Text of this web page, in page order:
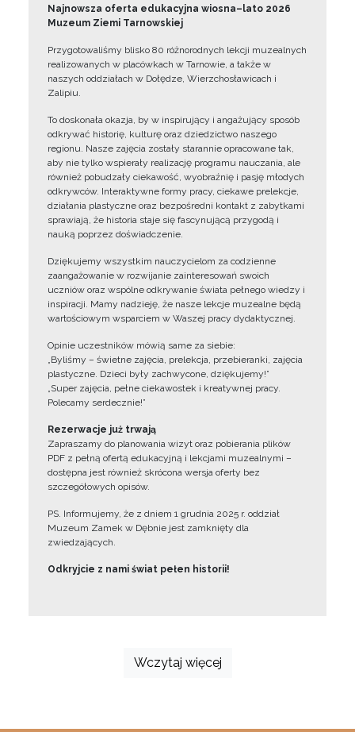
Najnowsza oferta edukacyjna wiosna–lato 2026
Muzeum Ziemi Tarnowskiej
Przygotowaliśmy blisko 80 różnorodnych lekcji muzealnych
realizowanych w placówkach w Tarnowie, a także w
naszych oddziałach w Dołędze, Wierzchosławicach i
Zalipiu.
To doskonała okazja, by w inspirujący i angażujący sposób
odkrywać historię, kulturę oraz dziedzictwo naszego
regionu. Nasze zajęcia zostały starannie opracowane tak,
aby nie tylko wspierały realizację programu nauczania, ale
również pobudzały ciekawość, wyobraźnię i pasję młodych
odkrywców. Interaktywne formy pracy, ciekawe prelekcje,
działania plastyczne oraz bezpośredni kontakt z zabytkami
sprawiają, że historia staje się fascynującą przygodą i
nauką poprzez doświadczenie.
Dziękujemy wszystkim nauczycielom za codzienne
zaangażowanie w rozwijanie zainteresowań swoich
uczniów oraz wspólne odkrywanie świata pełnego wiedzy i
inspiracji. Mamy nadzieję, że nasze lekcje muzealne będą
wartościowym wsparciem w Waszej pracy dydaktycznej.
Opinie uczestników mówią same za siebie:
„Byliśmy – świetne zajęcia, prelekcja, przebieranki, zajęcia
plastyczne. Dzieci były zachwycone, dziękujemy!”
„Super zajęcia, pełne ciekawostek i kreatywnej pracy.
Polecamy serdecznie!”
Rezerwacje już trwają
Zapraszamy do planowania wizyt oraz pobierania plików
PDF z pełną ofertą edukacyjną i lekcjami muzealnymi –
dostępna jest również skrócona wersja oferty bez
szczegółowych opisów.
PS. Informujemy, że z dniem 1 grudnia 2025 r. oddział
Muzeum Zamek w Dębnie jest zamknięty dla
zwiedzających.
Odkryjcie z nami świat pełen historii!
Wczytaj więcej